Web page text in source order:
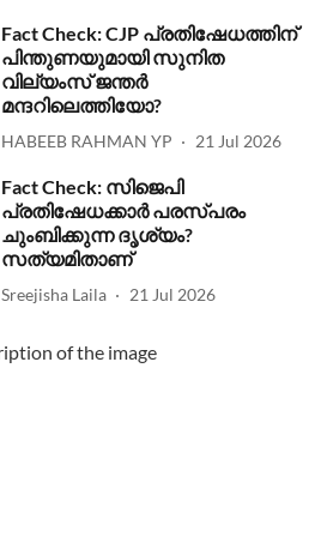
Fact Check: CJP പ്രതിഷേധത്തിന്
പിന്തുണയുമായി സുനിത
വില്യംസ് ജന്തര്‍
മന്ദറിലെത്തിയോ?
HABEEB RAHMAN YP 21 Jul 2026
Fact Check: സിജെപി
പ്രതിഷേധക്കാര്‍ പരസ്പരം
ചുംബിക്കുന്ന ദൃശ്യം?
സത്യമിതാണ്
Sreejisha Laila 21 Jul 2026